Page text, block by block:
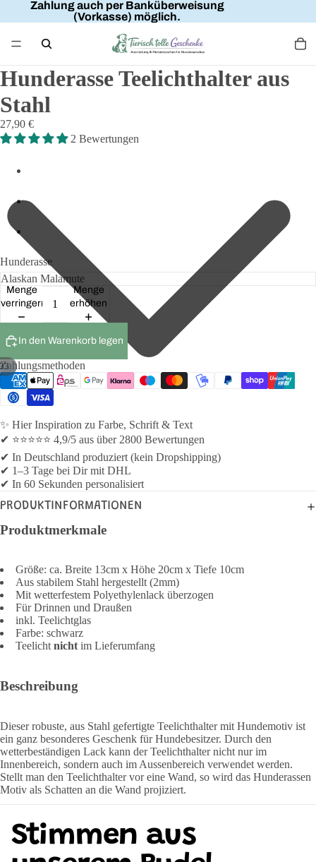
Zahlung auch per Banküberweisung
(Vorkasse) möglich.
Hunderasse Teelichthalter aus
Stahl
27,90 €
2 Bewertungen
Hunderasse
Menge
verringern
Menge
erhöhen
In den Warenkorb legen
Zahlungsmethoden
✨ Hier Inspiration zu Farbe, Schrift & Text
✔ ⭐⭐⭐⭐⭐ 4,9/5 aus über 2800 Bewertungen
✔ In Deutschland produziert (kein Dropshipping)
✔ 1–3 Tage bei Dir mit DHL
✔ In 60 Sekunden personalisiert
PRODUKTINFORMATIONEN
Produktmerkmale
Größe: ca. Breite 13cm x Höhe 20cm x Tiefe 10cm
Aus stabilem Stahl hergestellt (2mm)
Mit wetterfestem Polyethylenlack überzogen
Für Drinnen und Draußen
inkl. Teelichtglas
Farbe: schwarz
Teelicht nicht im Lieferumfang
Beschreibung
Dieser robuste, aus Stahl gefertigte Teelichthalter mit Hundemotiv ist
ein ganz besonderes Geschenk für Hundebesitzer. Durch den
wetterbeständigen Lack kann der Teelichthalter nicht nur im
Innenbereich, sondern auch im Aussenbereich verwendet werden.
Stellt man den Teelichthalter vor eine Wand, so wird das Hunderassen
Motiv als Schatten an die Wand projiziert.
Stimmen aus